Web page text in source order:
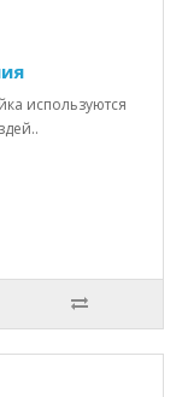
используются